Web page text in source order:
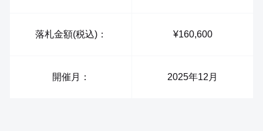
落札金額(税込)： ¥160,600
開催月： 2025年12月